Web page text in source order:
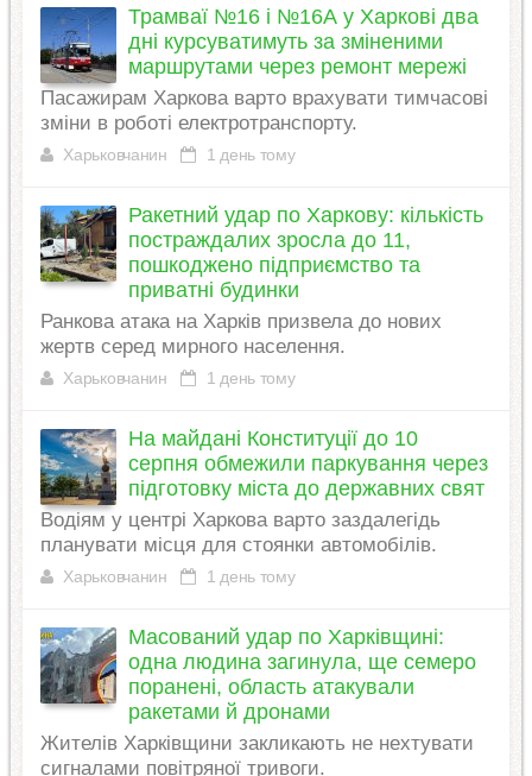
Трамваї №16 і №16А у Харкові два
дні курсуватимуть за зміненими
маршрутами через ремонт мережі
Пасажирам Харкова варто врахувати тимчасові
зміни в роботі електротранспорту.
Харьковчанин 1 день тому
Ракетний удар по Харкову: кількість
постраждалих зросла до 11,
пошкоджено підприємство та
приватні будинки
Ранкова атака на Харків призвела до нових
жертв серед мирного населення.
Харьковчанин 1 день тому
На майдані Конституції до 10
серпня обмежили паркування через
підготовку міста до державних свят
Водіям у центрі Харкова варто заздалегідь
планувати місця для стоянки автомобілів.
Харьковчанин 1 день тому
Масований удар по Харківщині:
одна людина загинула, ще семеро
поранені, область атакували
ракетами й дронами
Жителів Харківщини закликають не нехтувати
сигналами повітряної тривоги.